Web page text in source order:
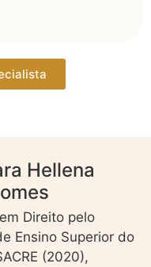
Hellena
Direito pelo
Ensino Superior do
(2020),